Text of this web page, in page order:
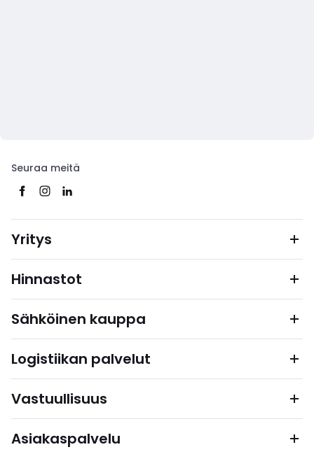
Seuraa meitä
Yritys
Hinnastot
Sähköinen kauppa
Logistiikan palvelut
Vastuullisuus
Asiakaspalvelu